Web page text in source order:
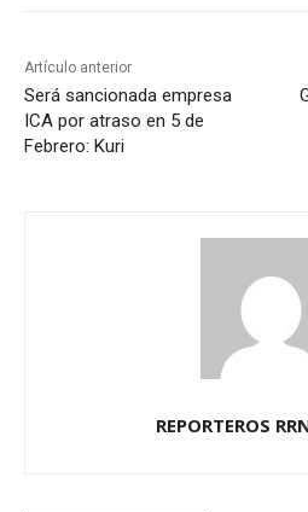
Artículo anterior
Será sancionada empresa
ICA por atraso en 5 de
Febrero: Kuri
REPORTEROS